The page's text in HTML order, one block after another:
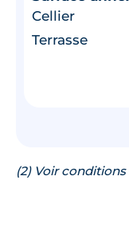
Cellier
Terrasse
(2) Voir